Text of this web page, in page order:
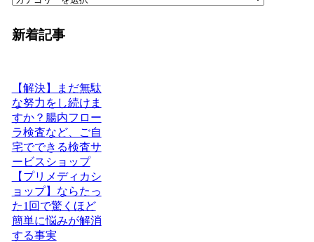
新着記事
【解決】まだ無駄
な努力をし続けま
すか？腸内フロー
ラ検査など、ご自
宅でできる検査サ
ービスショップ
【プリメディカシ
ョップ】ならたっ
た1回で驚くほど
簡単に悩みが解消
する事実